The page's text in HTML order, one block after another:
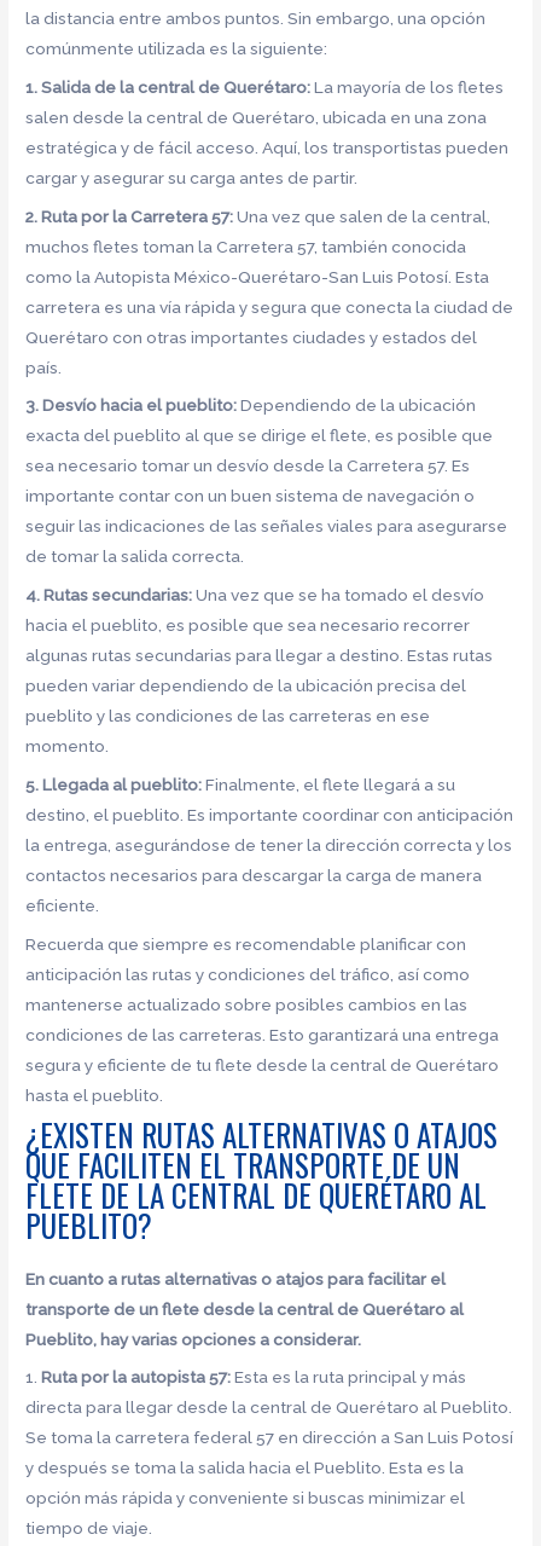
la distancia entre ambos puntos. Sin embargo, una opción
comúnmente utilizada es la siguiente:
1. Salida de la central de Querétaro:La mayoría de los fletes
salen desde la central de Querétaro, ubicada en una zona
estratégica y de fácil acceso. Aquí, los transportistas pueden
cargar y asegurar su carga antes de partir.
2. Ruta por la Carretera 57:Una vez que salen de la central,
muchos fletes toman la Carretera 57, también conocida
como la Autopista México-Querétaro-San Luis Potosí. Esta
carretera es una vía rápida y segura que conecta la ciudad de
Querétaro con otras importantes ciudades y estados del
país.
3. Desvío hacia el pueblito:Dependiendo de la ubicación
exacta del pueblito al que se dirige el flete, es posible que
sea necesario tomar un desvío desde la Carretera 57. Es
importante contar con un buen sistema de navegación o
seguir las indicaciones de las señales viales para asegurarse
de tomar la salida correcta.
4. Rutas secundarias:Una vez que se ha tomado el desvío
hacia el pueblito, es posible que sea necesario recorrer
algunas rutas secundarias para llegar a destino. Estas rutas
pueden variar dependiendo de la ubicación precisa del
pueblito y las condiciones de las carreteras en ese
momento.
5. Llegada al pueblito:Finalmente, el flete llegará a su
destino, el pueblito. Es importante coordinar con anticipación
la entrega, asegurándose de tener la dirección correcta y los
contactos necesarios para descargar la carga de manera
eficiente.
Recuerda que siempre es recomendable planificar con
anticipación las rutas y condiciones del tráfico, así como
mantenerse actualizado sobre posibles cambios en las
condiciones de las carreteras. Esto garantizará una entrega
segura y eficiente de tu flete desde la central de Querétaro
hasta el pueblito.
¿EXISTEN RUTAS ALTERNATIVAS O ATAJOS
QUE FACILITEN EL TRANSPORTE DE UN
FLETE DE LA CENTRAL DE QUERÉTARO AL
PUEBLITO?
En cuanto a rutas alternativas o atajos para facilitar el
transporte de un flete desde la central de Querétaro al
Pueblito, hay varias opciones a considerar.
1.Ruta por la autopista 57:Esta es la ruta principal y más
directa para llegar desde la central de Querétaro al Pueblito.
Se toma la carretera federal 57 en dirección a San Luis Potosí
y después se toma la salida hacia el Pueblito. Esta es la
opción más rápida y conveniente si buscas minimizar el
tiempo de viaje.